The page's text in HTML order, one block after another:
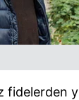
fidelerden